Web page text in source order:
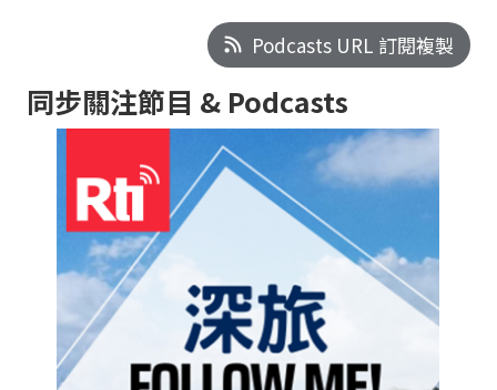
Podcasts URL 訂閱複製
同步關注節目 & Podcasts